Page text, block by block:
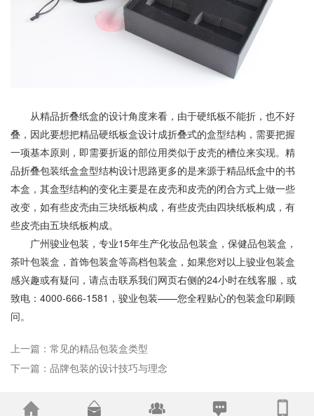
从精品折叠纸盒的设计角度来看，由于硬纸板不能折，也不好
叠，因此要想把精品硬纸板盒设计成折叠式的盒型结构，需要把握
一项基本原则，即需要折返的部位用类似于皮壳的槽位来实现。精
品折叠包装纸盒盒型结构设计思路更多的是来源于精品纸盒中的书
本盒，其盒型结构的变化主要是在皮壳和皮壳的闭合方式上做一些
改变，如有些皮壳由三块纸板构成，有些皮壳由四块纸板构成，有
些皮壳由五块纸板构成。
广州骏业包装，专业15年生产化妆品包装盒，保健品包装盒，
茶叶包装盒，首饰包装盒等高档包装盒，如果您对以上骏业包装盒
感兴趣或有疑问，请点击联系我们网页右侧的24小时在线客服，或
致电：4000-666-1581，骏业包装——您全程贴心的包装盒印刷顾
问。
上一篇： 常见的精品包装盒类型
下一篇： 品牌包装的设计技巧与理念